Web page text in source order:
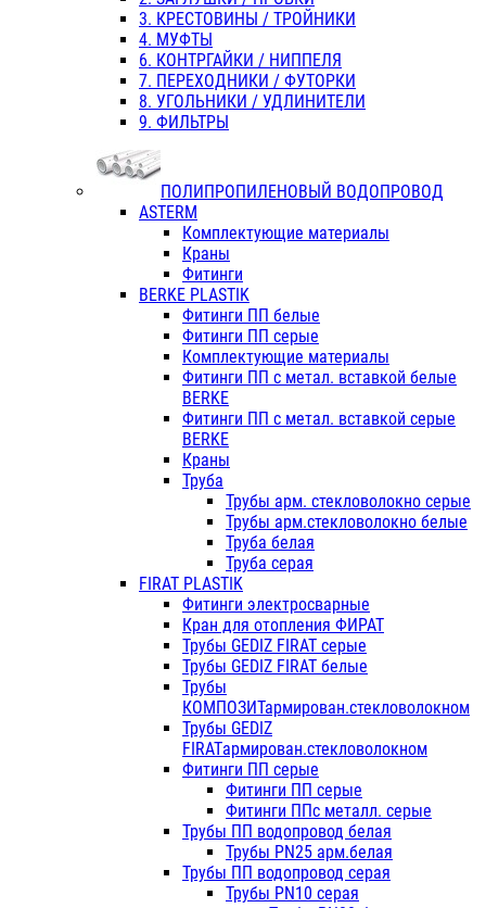
3. КРЕСТОВИНЫ / ТРОЙНИКИ
4. МУФТЫ
6. КОНТРГАЙКИ / НИППЕЛЯ
7. ПЕРЕХОДНИКИ / ФУТОРКИ
8. УГОЛЬНИКИ / УДЛИНИТЕЛИ
9. ФИЛЬТРЫ
ПОЛИПРОПИЛЕНОВЫЙ ВОДОПРОВОД
ASTERM
Комплектующие материалы
Краны
Фитинги
BERKE PLASTIK
Фитинги ПП белые
Фитинги ПП серые
Комплектующие материалы
Фитинги ПП с метал. вставкой белые
BERKE
Фитинги ПП с метал. вставкой серые
BERKE
Краны
Труба
Трубы арм. стекловолокно серые
Трубы арм.стекловолокно белые
Труба белая
Труба серая
FIRAT PLASTIK
Фитинги электросварные
Кран для отопления ФИРАТ
Трубы GEDIZ FIRAT серые
Трубы GEDIZ FIRAT белые
Трубы
КОМПОЗИТармирован.стекловолокном
Трубы GEDIZ
FIRATармирован.стекловолокном
Фитинги ПП серые
Фитинги ПП серые
Фитинги ППс металл. серые
Трубы ПП водопровод белая
Трубы PN25 арм.белая
Трубы ПП водопровод серая
Трубы PN10 серая